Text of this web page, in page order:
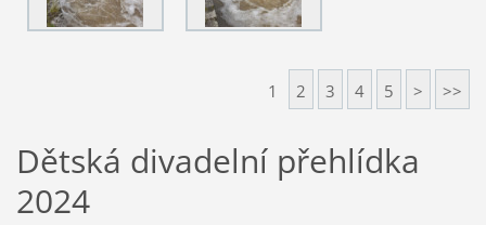
1 2 3 4 5 > >>
Dětská divadelní přehlídka
2024